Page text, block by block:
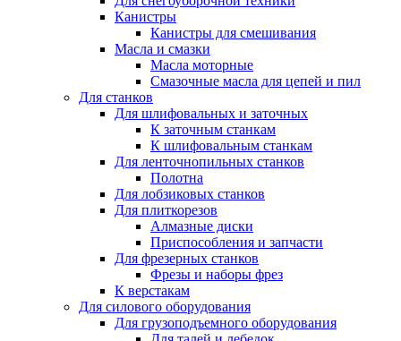
Канистры
Канистры для смешивания
Масла и смазки
Масла моторные
Смазочные масла для цепей и пил
Для станков
Для шлифовальных и заточных
К заточным станкам
К шлифовальным станкам
Для ленточнопильных станков
Полотна
Для лобзиковых станков
Для плиткорезов
Алмазные диски
Приспособления и запчасти
Для фрезерных станков
Фрезы и наборы фрез
К верстакам
Для силового оборудования
Для грузоподъемного оборудования